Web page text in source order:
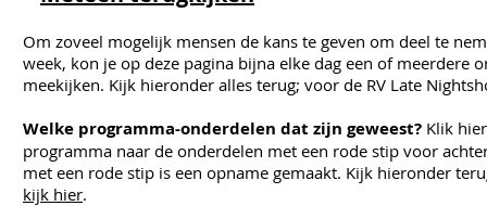
Om zoveel mogelijk mensen de kans te geven om deel te
week, kon je op deze pagina bijna elke dag een of meerdere
meekijken. Kijk hieronder alles terug; voor de RV Late
Welke programma-onderdelen dat zijn geweest? Klik
programma naar de onderdelen met een rode stip voor
met een rode stip is een opname gemaakt. Kijk hieronder
kijk hier.